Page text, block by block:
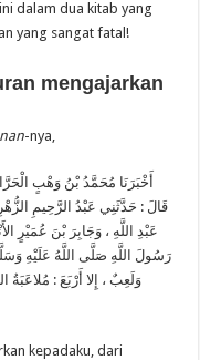
dalam dua kitab yang
yang sangat fatal!
mengajarkan
-nya,
أَخْبَرَنَا مُحَمَّدُ بْنُ وَهْبٍ
قَالَ : حَدَّثَنِي عَبْدُ الرَّحِيمِ
عَبْدِ اللَّهِ ، وَجَابِرَ بْنَ عُمَيْرٍ
رَسُولَ اللَّهِ صَلَّى اللَّهُ عَلَيْهِ
وَلَعِبٌ ، إِلا أَرْبَعَ : مُلاعَبَةُ
kepadaku, dari